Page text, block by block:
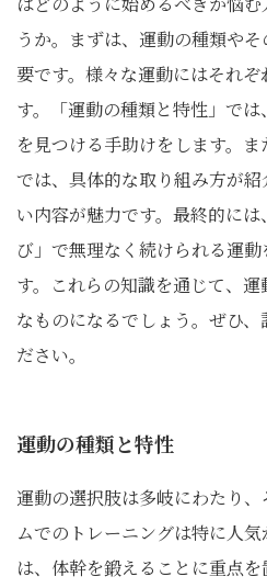
うか。まずは、運動の種類や
要です。様々な運動にはそれ
す。「運動の種類と特性」で
を見つける手助けをします。ま
では、具体的な取り組み方が
い内容が魅力です。最終的に
び」で無理なく続けられる運
す。これらの知識を通じて、
なものになるでしょう。ぜひ
ださい。
運動の種類と特性
運動の選択肢は多岐にわたり
ムでのトレーニングは特に人
は、体幹を鍛えることに重点